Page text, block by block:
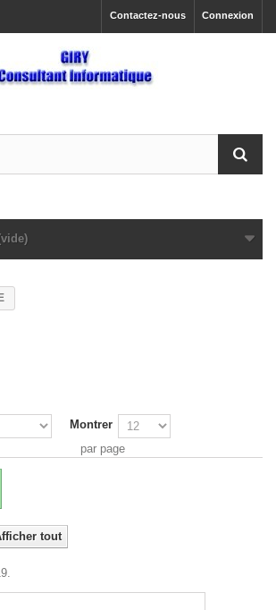
Connexion
Contactez-nous
Montrer
par page
tout